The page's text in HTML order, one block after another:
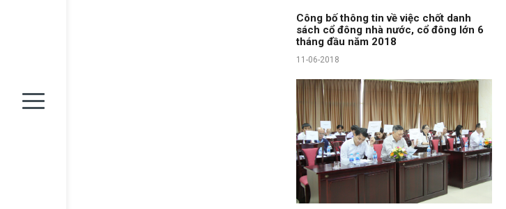
Công bố thông tin về việc chốt danh
sách cổ đông nhà nước, cổ đông lớn 6
tháng đầu năm 2018
11-06-2018